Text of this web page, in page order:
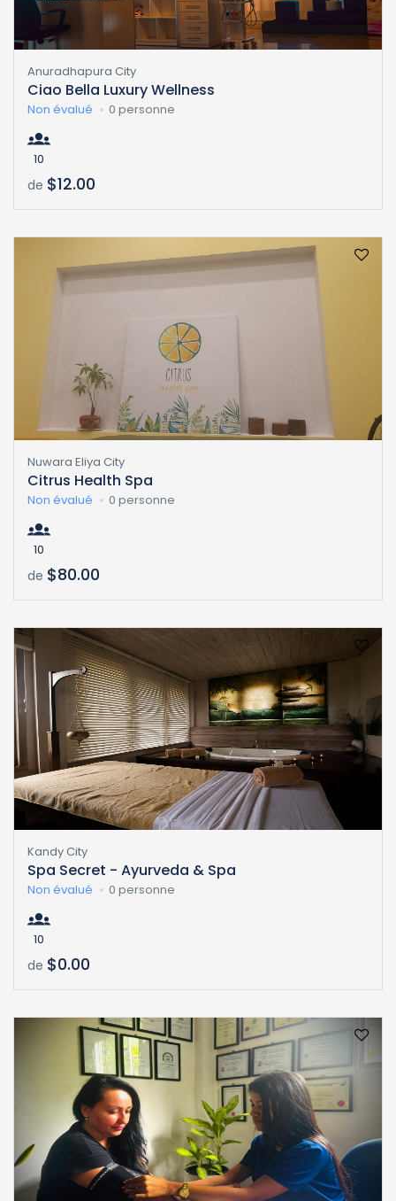
Anuradhapura City
Ciao Bella Luxury Wellness
Non évalué 0 personne
10
de $12.00
Nuwara Eliya City
Citrus Health Spa
Non évalué 0 personne
10
de $80.00
Kandy City
Spa Secret - Ayurveda & Spa
Non évalué 0 personne
10
de $0.00